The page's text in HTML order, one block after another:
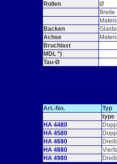
Rollen
Ø
Breite
Backen
Achse
Bruchlast
MDL *)
Tau-Ø
*) Maximale Dynamische
Maximale Belastung des
Art.-No.
Typ
type
HA 4480
HA 4580
HA 4680
HA 4880
HA 4980